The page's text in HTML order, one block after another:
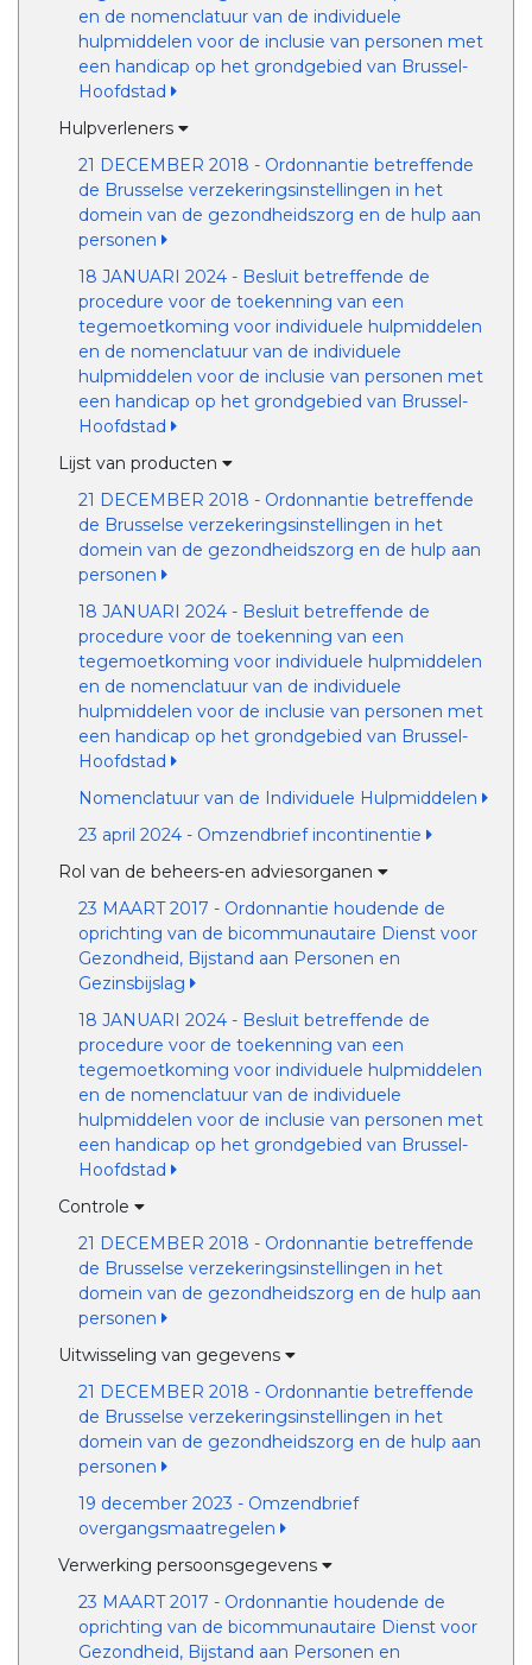
en de nomenclatuur van de individuele
hulpmiddelen voor de inclusie van personen met
een handicap op het grondgebied van Brussel-
Hoofdstad
Hulpverleners
21 DECEMBER 2018 - Ordonnantie betreffende
de Brusselse verzekeringsinstellingen in het
domein van de gezondheidszorg en de hulp aan
personen
18 JANUARI 2024 - Besluit betreffende de
procedure voor de toekenning van een
tegemoetkoming voor individuele hulpmiddelen
en de nomenclatuur van de individuele
hulpmiddelen voor de inclusie van personen met
een handicap op het grondgebied van Brussel-
Hoofdstad
Lijst van producten
21 DECEMBER 2018 - Ordonnantie betreffende
de Brusselse verzekeringsinstellingen in het
domein van de gezondheidszorg en de hulp aan
personen
18 JANUARI 2024 - Besluit betreffende de
procedure voor de toekenning van een
tegemoetkoming voor individuele hulpmiddelen
en de nomenclatuur van de individuele
hulpmiddelen voor de inclusie van personen met
een handicap op het grondgebied van Brussel-
Hoofdstad
Nomenclatuur van de Individuele Hulpmiddelen
23 april 2024 - Omzendbrief incontinentie
Rol van de beheers-en adviesorganen
23 MAART 2017 - Ordonnantie houdende de
oprichting van de bicommunautaire Dienst voor
Gezondheid, Bijstand aan Personen en
Gezinsbijslag
18 JANUARI 2024 - Besluit betreffende de
procedure voor de toekenning van een
tegemoetkoming voor individuele hulpmiddelen
en de nomenclatuur van de individuele
hulpmiddelen voor de inclusie van personen met
een handicap op het grondgebied van Brussel-
Hoofdstad
Controle
21 DECEMBER 2018 - Ordonnantie betreffende
de Brusselse verzekeringsinstellingen in het
domein van de gezondheidszorg en de hulp aan
personen
Uitwisseling van gegevens
21 DECEMBER 2018 - Ordonnantie betreffende
de Brusselse verzekeringsinstellingen in het
domein van de gezondheidszorg en de hulp aan
personen
19 december 2023 - Omzendbrief
overgangsmaatregelen
Verwerking persoonsgegevens
23 MAART 2017 - Ordonnantie houdende de
oprichting van de bicommunautaire Dienst voor
Gezondheid, Bijstand aan Personen en